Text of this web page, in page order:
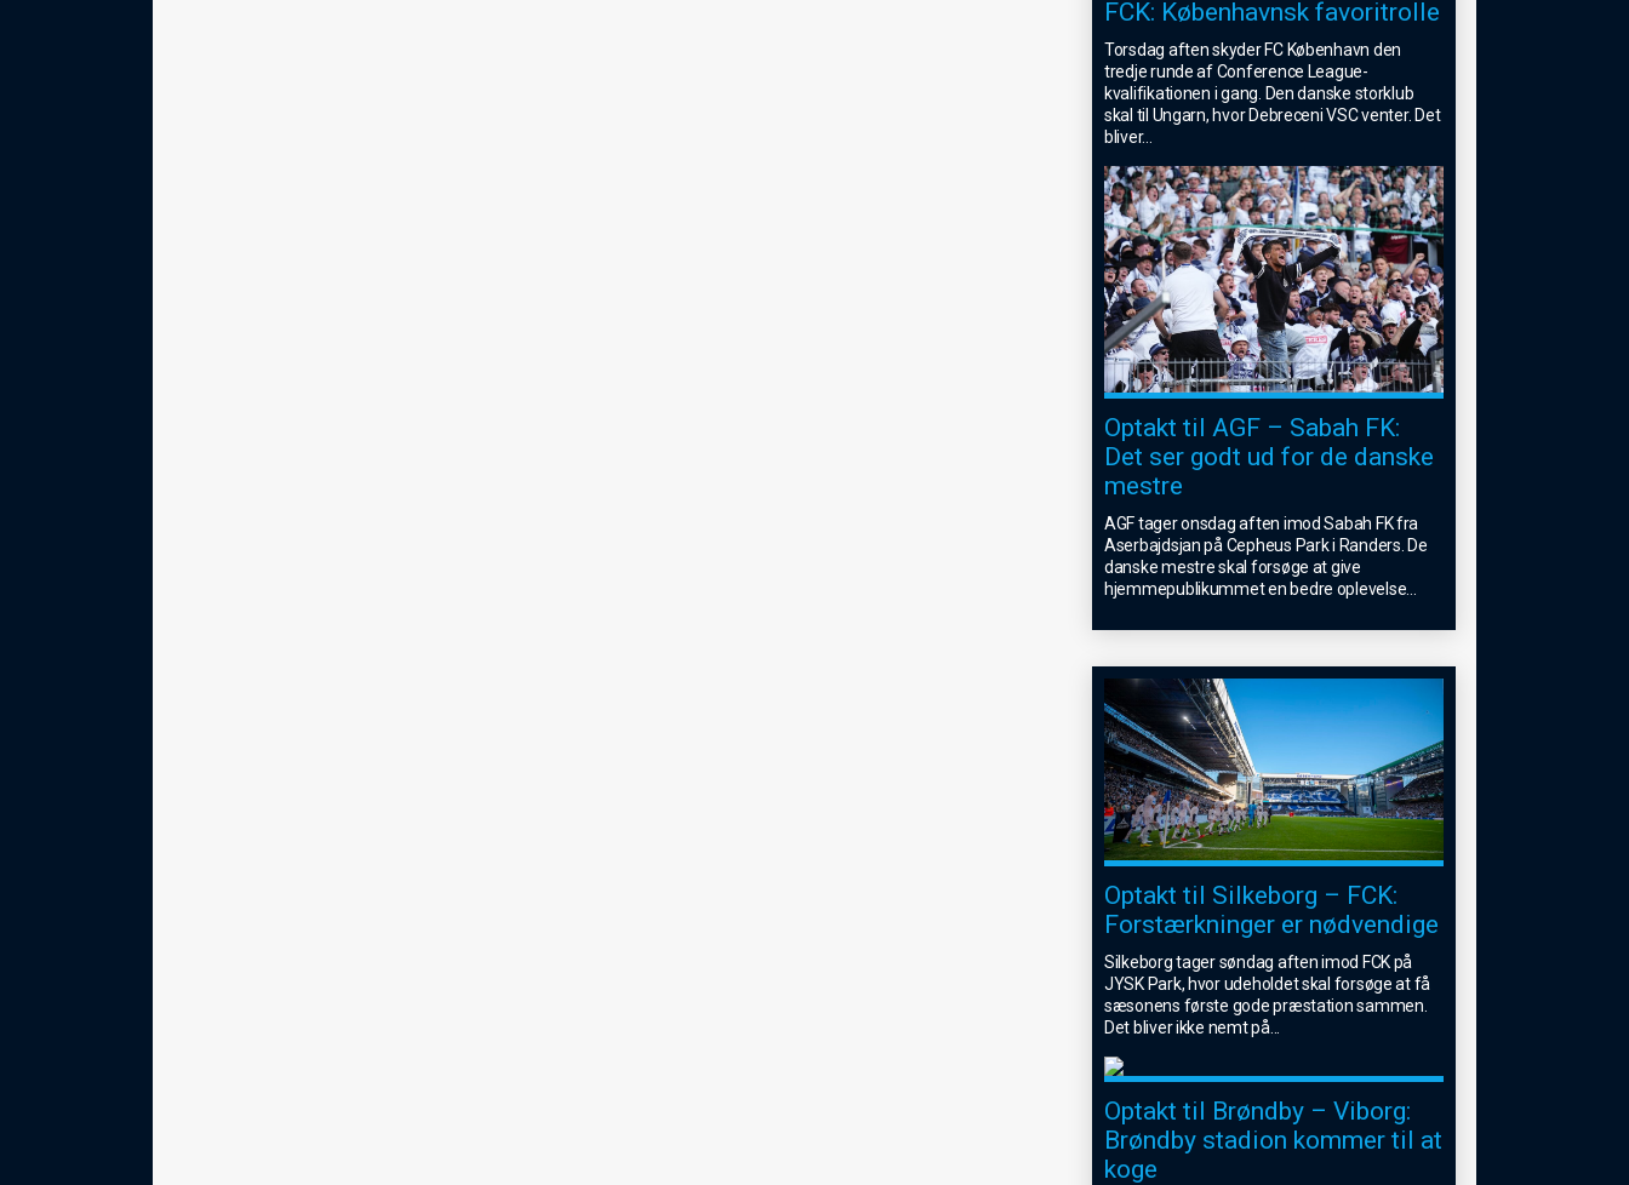
FCK: Københavnsk favoritrolle
Torsdag aften skyder FC København den
tredje runde af Conference League-
kvalifikationen i gang. Den danske storklub
skal til Ungarn, hvor Debreceni VSC venter. Det
bliver...
Optakt til AGF – Sabah FK:
Det ser godt ud for de danske
mestre
AGF tager onsdag aften imod Sabah FK fra
Aserbajdsjan på Cepheus Park i Randers. De
danske mestre skal forsøge at give
hjemmepublikummet en bedre oplevelse
Optakt til Silkeborg – FCK:
Forstærkninger er nødvendige
Silkeborg tager søndag aften imod FCK på
JYSK Park, hvor udeholdet skal forsøge at få
sæsonens første gode præstation sammen.
Det bliver ikke nemt på
Optakt til Brøndby – Viborg:
Brøndby stadion kommer til at
koge